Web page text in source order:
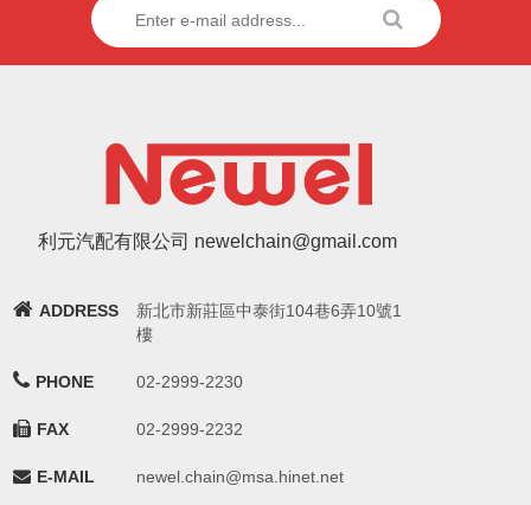
利元汽配有限公司 newelchain@gmail.com
ADDRESS
新北市新莊區中泰街104巷6弄10號1
樓
PHONE 02-2999-2230
FAX 02-2999-2232
E-MAIL newel.chain@msa.hinet.net